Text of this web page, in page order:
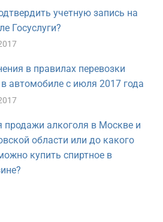
учетную запись на
Госуслуги?
в правилах перевозки
в автомобиле с июля 2017 года
продажи алкоголя в Москве и
области или до какого
купить спиртное в